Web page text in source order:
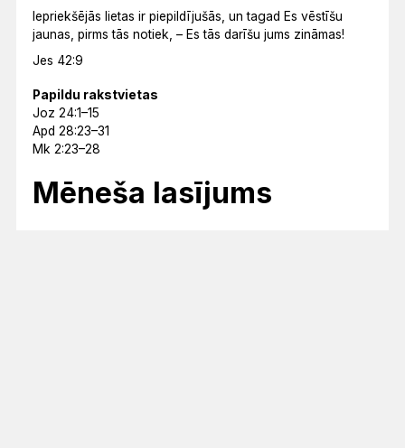
Iepriekšējās lietas ir piepildījušās, un tagad Es vēstīšu
jaunas, pirms tās notiek, – Es tās darīšu jums zināmas!
Jes 42:9
Papildu rakstvietas
Joz 24:1–15
Apd 28:23–31
Mk 2:23–28
Mēneša lasījums